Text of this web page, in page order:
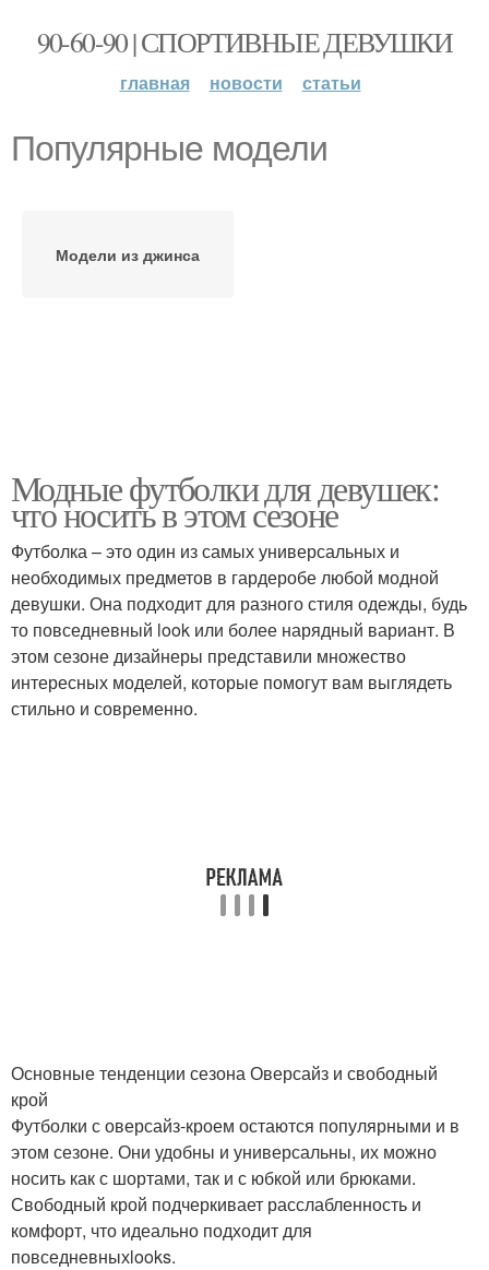
90-60-90 | СПОРТИВНЫЕ ДЕВУШКИ
главная новости статьи
Популярные модели
Модели из джинса
Модные футболки для девушек:
что носить в этом сезоне
Футболка – это один из самых универсальных и
необходимых предметов в гардеробе любой модной
девушки. Она подходит для разного стиля одежды, будь
то повседневный look или более нарядный вариант. В
этом сезоне дизайнеры представили множество
интересных моделей, которые помогут вам выглядеть
стильно и современно.
Основные тенденции сезона Оверсайз и свободный
крой
Футболки с оверсайз-кроем остаются популярными и в
этом сезоне. Они удобны и универсальны, их можно
носить как с шортами, так и с юбкой или брюками.
Свободный крой подчеркивает расслабленность и
комфорт, что идеально подходит для
повседневныхlooks.